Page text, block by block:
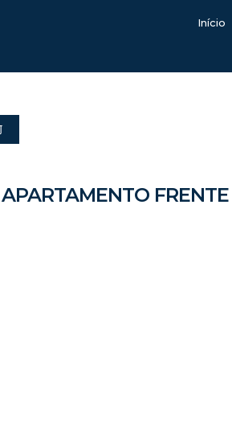
Início
APARTAMENTO